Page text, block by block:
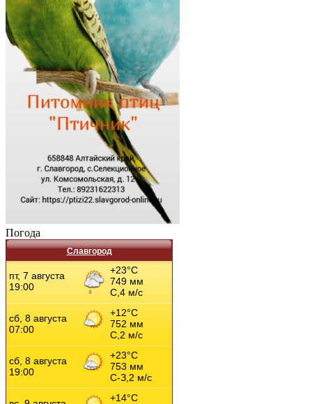
Погода
Славгород